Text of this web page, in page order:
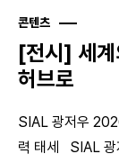
콘텐츠
[전시] 세계
허브로
SIAL 광저우
력 태세 SIAL 광